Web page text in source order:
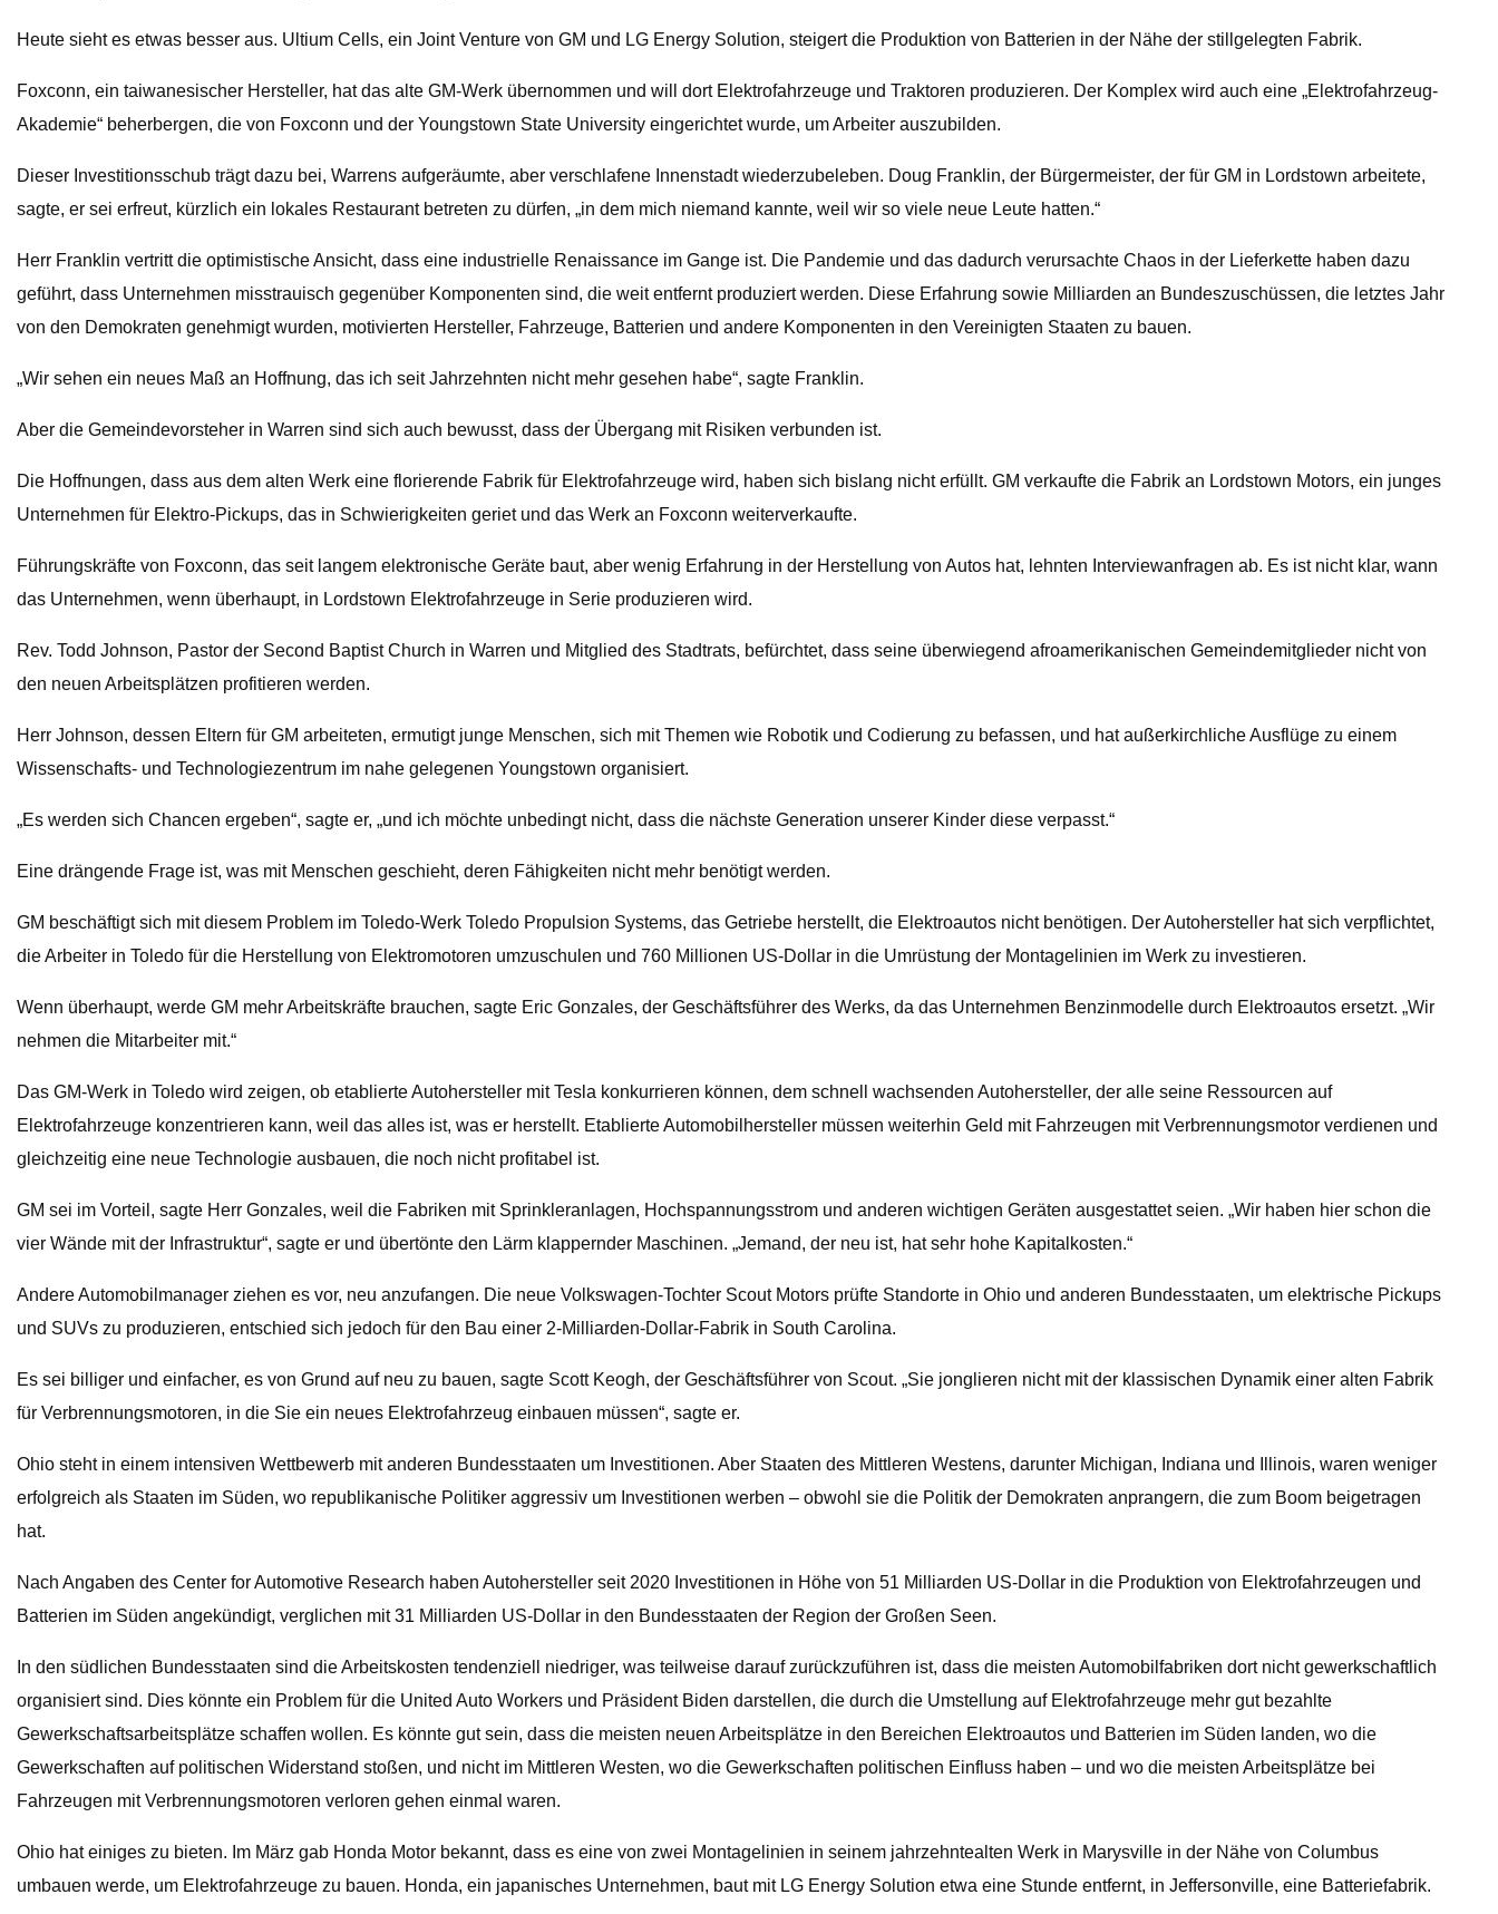
Heute sieht es etwas besser aus. Ultium Cells, ein Joint Venture von GM und LG Energy Solution, steigert die Produktion von Batterien in der Nähe der stillgelegten Fabrik.
Foxconn, ein taiwanesischer Hersteller, hat das alte GM-Werk übernommen und will dort Elektrofahrzeuge und Traktoren produzieren. Der Komplex wird auch eine „Elektrofahrzeug-
Akademie“ beherbergen, die von Foxconn und der Youngstown State University eingerichtet wurde, um Arbeiter auszubilden.
Dieser Investitionsschub trägt dazu bei, Warrens aufgeräumte, aber verschlafene Innenstadt wiederzubeleben. Doug Franklin, der Bürgermeister, der für GM in Lordstown arbeitete,
sagte, er sei erfreut, kürzlich ein lokales Restaurant betreten zu dürfen, „in dem mich niemand kannte, weil wir so viele neue Leute hatten.“
Herr Franklin vertritt die optimistische Ansicht, dass eine industrielle Renaissance im Gange ist. Die Pandemie und das dadurch verursachte Chaos in der Lieferkette haben dazu
geführt, dass Unternehmen misstrauisch gegenüber Komponenten sind, die weit entfernt produziert werden. Diese Erfahrung sowie Milliarden an Bundeszuschüssen, die letztes Jahr
von den Demokraten genehmigt wurden, motivierten Hersteller, Fahrzeuge, Batterien und andere Komponenten in den Vereinigten Staaten zu bauen.
„Wir sehen ein neues Maß an Hoffnung, das ich seit Jahrzehnten nicht mehr gesehen habe“, sagte Franklin.
Aber die Gemeindevorsteher in Warren sind sich auch bewusst, dass der Übergang mit Risiken verbunden ist.
Die Hoffnungen, dass aus dem alten Werk eine florierende Fabrik für Elektrofahrzeuge wird, haben sich bislang nicht erfüllt. GM verkaufte die Fabrik an Lordstown Motors, ein junges
Unternehmen für Elektro-Pickups, das in Schwierigkeiten geriet und das Werk an Foxconn weiterverkaufte.
Führungskräfte von Foxconn, das seit langem elektronische Geräte baut, aber wenig Erfahrung in der Herstellung von Autos hat, lehnten Interviewanfragen ab. Es ist nicht klar, wann
das Unternehmen, wenn überhaupt, in Lordstown Elektrofahrzeuge in Serie produzieren wird.
Rev. Todd Johnson, Pastor der Second Baptist Church in Warren und Mitglied des Stadtrats, befürchtet, dass seine überwiegend afroamerikanischen Gemeindemitglieder nicht von
den neuen Arbeitsplätzen profitieren werden.
Herr Johnson, dessen Eltern für GM arbeiteten, ermutigt junge Menschen, sich mit Themen wie Robotik und Codierung zu befassen, und hat außerkirchliche Ausflüge zu einem
Wissenschafts- und Technologiezentrum im nahe gelegenen Youngstown organisiert.
„Es werden sich Chancen ergeben“, sagte er, „und ich möchte unbedingt nicht, dass die nächste Generation unserer Kinder diese verpasst.“
Eine drängende Frage ist, was mit Menschen geschieht, deren Fähigkeiten nicht mehr benötigt werden.
GM beschäftigt sich mit diesem Problem im Toledo-Werk Toledo Propulsion Systems, das Getriebe herstellt, die Elektroautos nicht benötigen. Der Autohersteller hat sich verpflichtet,
die Arbeiter in Toledo für die Herstellung von Elektromotoren umzuschulen und 760 Millionen US-Dollar in die Umrüstung der Montagelinien im Werk zu investieren.
Wenn überhaupt, werde GM mehr Arbeitskräfte brauchen, sagte Eric Gonzales, der Geschäftsführer des Werks, da das Unternehmen Benzinmodelle durch Elektroautos ersetzt. „Wir
nehmen die Mitarbeiter mit.“
Das GM-Werk in Toledo wird zeigen, ob etablierte Autohersteller mit Tesla konkurrieren können, dem schnell wachsenden Autohersteller, der alle seine Ressourcen auf
Elektrofahrzeuge konzentrieren kann, weil das alles ist, was er herstellt. Etablierte Automobilhersteller müssen weiterhin Geld mit Fahrzeugen mit Verbrennungsmotor verdienen und
gleichzeitig eine neue Technologie ausbauen, die noch nicht profitabel ist.
GM sei im Vorteil, sagte Herr Gonzales, weil die Fabriken mit Sprinkleranlagen, Hochspannungsstrom und anderen wichtigen Geräten ausgestattet seien. „Wir haben hier schon die
vier Wände mit der Infrastruktur“, sagte er und übertönte den Lärm klappernder Maschinen. „Jemand, der neu ist, hat sehr hohe Kapitalkosten.“
Andere Automobilmanager ziehen es vor, neu anzufangen. Die neue Volkswagen-Tochter Scout Motors prüfte Standorte in Ohio und anderen Bundesstaaten, um elektrische Pickups
und SUVs zu produzieren, entschied sich jedoch für den Bau einer 2-Milliarden-Dollar-Fabrik in South Carolina.
Es sei billiger und einfacher, es von Grund auf neu zu bauen, sagte Scott Keogh, der Geschäftsführer von Scout. „Sie jonglieren nicht mit der klassischen Dynamik einer alten Fabrik
für Verbrennungsmotoren, in die Sie ein neues Elektrofahrzeug einbauen müssen“, sagte er.
Ohio steht in einem intensiven Wettbewerb mit anderen Bundesstaaten um Investitionen. Aber Staaten des Mittleren Westens, darunter Michigan, Indiana und Illinois, waren weniger
erfolgreich als Staaten im Süden, wo republikanische Politiker aggressiv um Investitionen werben – obwohl sie die Politik der Demokraten anprangern, die zum Boom beigetragen
hat.
Nach Angaben des Center for Automotive Research haben Autohersteller seit 2020 Investitionen in Höhe von 51 Milliarden US-Dollar in die Produktion von Elektrofahrzeugen und
Batterien im Süden angekündigt, verglichen mit 31 Milliarden US-Dollar in den Bundesstaaten der Region der Großen Seen.
In den südlichen Bundesstaaten sind die Arbeitskosten tendenziell niedriger, was teilweise darauf zurückzuführen ist, dass die meisten Automobilfabriken dort nicht gewerkschaftlich
organisiert sind. Dies könnte ein Problem für die United Auto Workers und Präsident Biden darstellen, die durch die Umstellung auf Elektrofahrzeuge mehr gut bezahlte
Gewerkschaftsarbeitsplätze schaffen wollen. Es könnte gut sein, dass die meisten neuen Arbeitsplätze in den Bereichen Elektroautos und Batterien im Süden landen, wo die
Gewerkschaften auf politischen Widerstand stoßen, und nicht im Mittleren Westen, wo die Gewerkschaften politischen Einfluss haben – und wo die meisten Arbeitsplätze bei
Fahrzeugen mit Verbrennungsmotoren verloren gehen einmal waren.
Ohio hat einiges zu bieten. Im März gab Honda Motor bekannt, dass es eine von zwei Montagelinien in seinem jahrzehntealten Werk in Marysville in der Nähe von Columbus
umbauen werde, um Elektrofahrzeuge zu bauen. Honda, ein japanisches Unternehmen, baut mit LG Energy Solution etwa eine Stunde entfernt, in Jeffersonville, eine Batteriefabrik.